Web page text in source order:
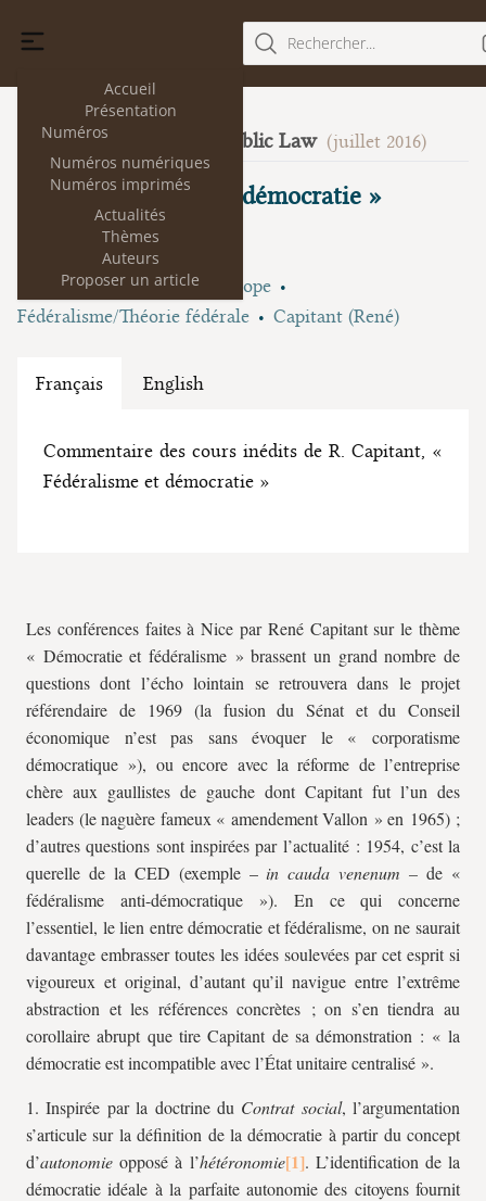
Accueil
Présentation
Numéros
Numéros numériques
Numéros imprimés
Actualités
Thèmes
Auteurs
Proposer un article
Rechercher...
16 Foundations of Public Law (juillet 2016)
Sur « Fédéralisme et démocratie »
Pierre Avril
Thèmes : Démocratie
Europe
Fédéralisme/Théorie fédérale
Capitant (René)
Français English
Commentaire des cours inédits de R. Capitant, «
Fédéralisme et démocratie »
Les conférences faites à Nice par René Capitant sur le thème
« Démocratie et fédéralisme » brassent un grand nombre de
questions dont l’écho lointain se retrouvera dans le projet
référendaire de 1969 (la fusion du Sénat et du Conseil
économique n’est pas sans évoquer le « corporatisme
démocratique »), ou encore avec la réforme de l’entreprise
chère aux gaullistes de gauche dont Capitant fut l’un des
leaders (le naguère fameux « amendement Vallon » en 1965) ;
d’autres questions sont inspirées par l’actualité : 1954, c’est la
querelle de la CED (exemple – in cauda venenum – de «
fédéralisme anti-démocratique »). En ce qui concerne
l’essentiel, le lien entre démocratie et fédéralisme, on ne saurait
davantage embrasser toutes les idées soulevées par cet esprit si
vigoureux et original, d’autant qu’il navigue entre l’extrême
abstraction et les références concrètes ; on s’en tiendra au
corollaire abrupt que tire Capitant de sa démonstration : « la
démocratie est incompatible avec l’État unitaire centralisé ».
1. Inspirée par la doctrine du Contrat social, l’argumentation
s’articule sur la définition de la démocratie à partir du concept
d’autonomieopposé à l’hétéronomie
. L’identification de la
démocratie idéale à la parfaite autonomie des citoyens fournit